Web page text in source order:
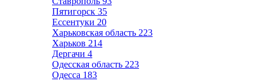
Пятигорск 35
Ессентуки 20
Харьковская область 223
Харьков 214
Дергачи 4
Одесская область 223
Одесса 183